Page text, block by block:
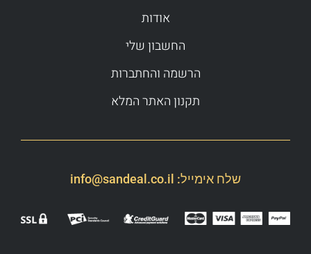
אודות
החשבון שלי
הרשמה והחתברות
תקנון האתר המלא
שלח אימייל: info@sandeal.co.il